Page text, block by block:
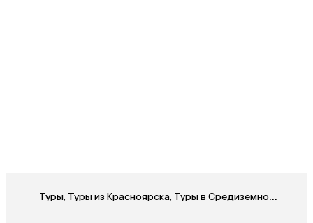
Туры, Туры из Красноярска, Туры в Средиземноморье из Красноярска